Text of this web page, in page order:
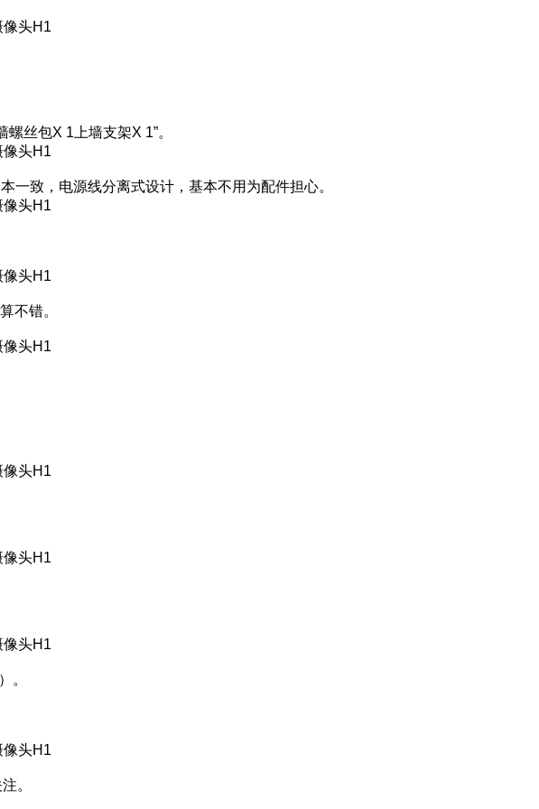
丝包X 1上墙支架X 1”。
致，电源线分离式设计，基本不用为配件担心。
不错。
。
。